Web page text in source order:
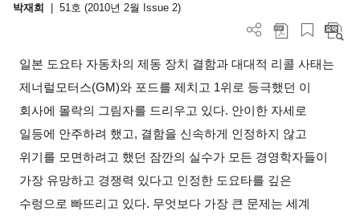
박재희 51호 (2010년 2월 Issue 2)
일본 도요타 자동차의 제동 장치 결함과 대대적 리콜 사태는
제너럴모터스(GM)와 포드를 제치고 1위로 등극했던 이
회사에 몰락의 그림자를 드리우고 있다. 안이한 자세로
일등에 안주하려 했고, 결함을 신속하게 인정하지 않고
위기를 모면하려고 했던 잠깐의 실수가 모든 경영학자들이
가장 유망하고 경쟁력 있다고 인정한 도요타를 깊은
수렁으로 빠뜨리고 있다. 무엇보다 가장 큰 문제는 세계